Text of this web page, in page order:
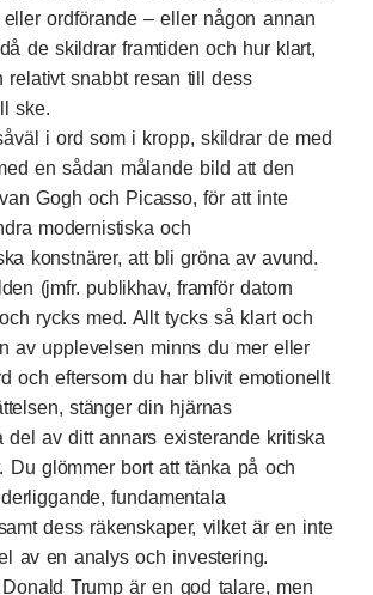
eller ordförande – eller någon annan
de skildrar framtiden och hur klart,
relativt snabbt resan till dess
ske.
i ord som i kropp, skildrar de med
en sådan målande bild att den
Gogh och Picasso, för att inte
modernistiska och
konstnärer, att bli gröna av avund.
(jmfr. publikhav, framför datorn
rycks med. Allt tycks så klart och
av upplevelsen minns du mer eller
och eftersom du har blivit emotionellt
stänger din hjärnas
del av ditt annars existerande kritiska
Du glömmer bort att tänka på och
fundamentala
dess räkenskaper, vilket är en inte
av en analys och investering.
Trump är en god talare, men